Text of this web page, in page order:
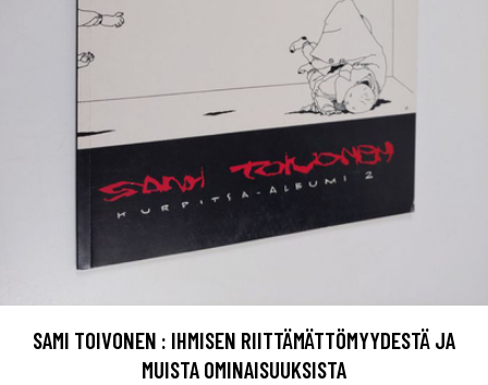
SAMI TOIVONEN : IHMISEN RIITTÄMÄTTÖMYYDESTÄ JA
MUISTA OMINAISUUKSISTA